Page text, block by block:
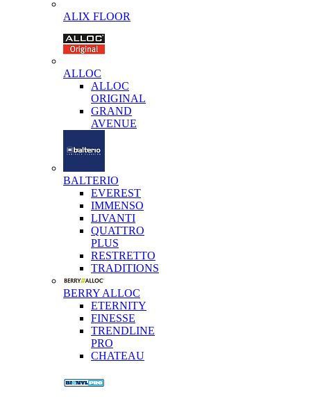
ALIX FLOOR
ALLOC
ALLOC
ORIGINAL
GRAND
AVENUE
BALTERIO
EVEREST
IMMENSO
LIVANTI
QUATTRO
PLUS
RESTRETTO
TRADITIONS
BERRY ALLOC
ETERNITY
FINESSE
TRENDLINE
PRO
CHATEAU